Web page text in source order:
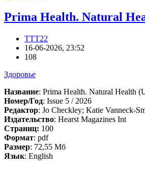
Prima Health. Natural
TTT22
16-06-2026, 23:52
108
Здоровье
Название: Prima Health. Natural Health
Номер/Год: Issue 5 / 2026
Редактор: Jo Checkley; Katie Vanneck-
Издательство: Hearst Magazines Int
Cтраниц: 100
Формат: pdf
Размер: 72,55 Мб
Язык: English